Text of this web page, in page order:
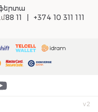
88 11 +374 10 311 111
v2